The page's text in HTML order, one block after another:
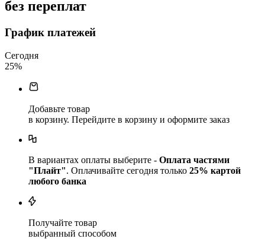
без переплат
График платежей
Сегодня
25%
Добавьте товар
в корзину. Перейдите в корзину и оформите заказ
В вариантах оплаты выберите - Оплата частями
"Плайт". Оплачивайте сегодня только 25% картой
любого банка
Получайте товар
выбранный способом